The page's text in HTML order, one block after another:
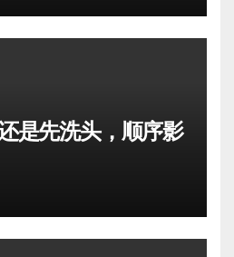
是先洗头，顺序影